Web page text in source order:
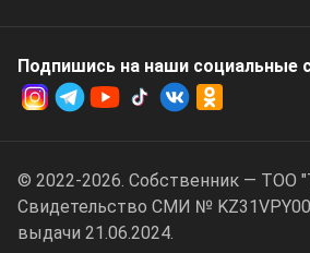
Подпишись на наши социальные
© 2022-2026. Собственник — ТОО
Cвидетельство СМИ №
выдачи 21.06.2024.